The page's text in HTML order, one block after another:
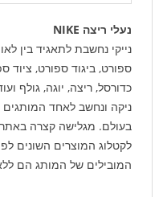
נעלי ריצה NIKE
ספורט, ביגוד ספורט, ציוד
כדורסל, ריצה, יוגה, גולף
ניקה ונחשב לאחד המותגים
בעולם. מגלישה קצרה
לקטלוג המוצרים השונים
המובילים של המותג הם